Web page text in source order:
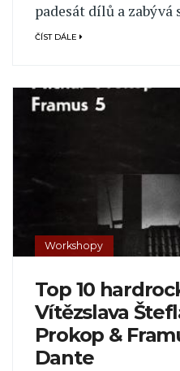
padesát dílů a zabývá
ČÍST DÁLE
Workshopy
Top 10
Vítězslava
Prokop &
Dante